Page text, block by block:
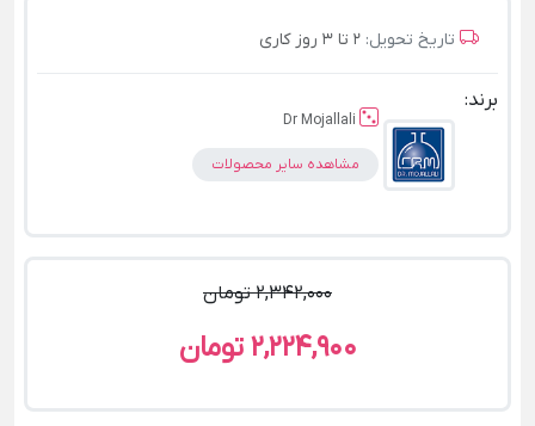
تاریخ تحویل: 2 تا 3 روز کاری
برند:
Dr Mojallali
مشاهده سایر محصولات
2,342,000 تومان
2,224,900 تومان